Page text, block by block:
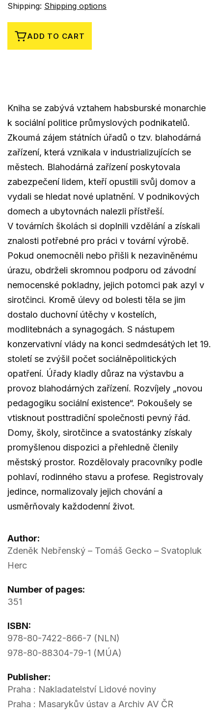
Shipping: Shipping options
ADD TO CART
Kniha se zabývá vztahem habsburské monarchie
k sociální politice průmyslových podnikatelů.
Zkoumá zájem státních úřadů o tzv. blahodárná
zařízení, která vznikala v industrializujících se
městech. Blahodárná zařízení poskytovala
zabezpečení lidem, kteří opustili svůj domov a
vydali se hledat nové uplatnění. V podnikových
domech a ubytovnách nalezli přístřeší.
V továrních školách si doplnili vzdělání a získali
znalosti potřebné pro práci v tovární výrobě.
Pokud onemocněli nebo přišli k nezaviněnému
úrazu, obdrželi skromnou podporu od závodní
nemocenské pokladny, jejich potomci pak azyl v
sirotčinci. Kromě úlevy od bolesti těla se jim
dostalo duchovní útěchy v kostelích,
modlitebnách a synagogách. S nástupem
konzervativní vlády na konci sedmdesátých let 19.
století se zvýšil počet sociálněpolitických
opatření. Úřady kladly důraz na výstavbu a
provoz blahodárných zařízení. Rozvíjely „novou
pedagogiku sociální existence“. Pokoušely se
vtisknout posttradiční společnosti pevný řád.
Domy, školy, sirotčince a svatostánky získaly
promyšlenou dispozici a přehledně členily
městský prostor. Rozdělovaly pracovníky podle
pohlaví, rodinného stavu a profese. Registrovaly
jedince, normalizovaly jejich chování a
usměrňovaly každodenní život.
Author:
Zdeněk Nebřenský – Tomáš Gecko – Svatopluk
Herc
Number of pages:
351
ISBN:
978-80-7422-866-7 (NLN)
978-80-88304-79-1 (MÚA)
Publisher:
Praha : Nakladatelství Lidové noviny
Praha : Masarykův ústav a Archiv AV ČR